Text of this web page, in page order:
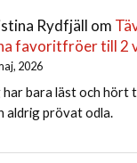
Rydfjäll om
favoritfröer till 2
2026
har bara läst och hört
aldrig prövat odla.